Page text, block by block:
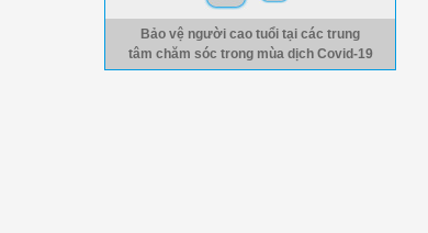
Bảo vệ người cao tuổi tại các trung
tâm chăm sóc trong mùa dịch Covid-19